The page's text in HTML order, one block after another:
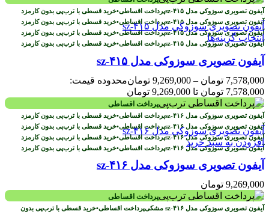
پرداخت اقساطی•خرید قسطی با ترب‌پی بدون کارمزد
پرداخت اقساطی•خرید قسطی با ترب‌پی بدون کارمزد
پرداخت اقساطی•خرید قسطی با ترب‌پی بدون کارمزد
پرداخت اقساطی•خرید قسطی با ترب‌پی بدون کارمزد
انتخاب گزینه‌ها
آیفون تصویری سوزوکی مدل sz-۴۱۵
7,578,000 تومان –
9,269,000 تومانمحدوده قیمت:
7,578,000 تومان تا 9,269,000 تومان
پرداخت اقساطی
پرداخت اقساطی•خرید قسطی با ترب‌پی بدون کارمزد
پرداخت اقساطی•خرید قسطی با ترب‌پی بدون کارمزد
پرداخت اقساطی•خرید قسطی با ترب‌پی بدون کارمزد
پرداخت اقساطی•خرید قسطی با ترب‌پی بدون کارمزد
افزودن به سبد خرید
آیفون تصویری سوزوکی مدل sz-۴۱۶
9,269,000 تومان
پرداخت اقساطی
پرداخت اقساطی•خرید قسطی با ترب‌پی بدون